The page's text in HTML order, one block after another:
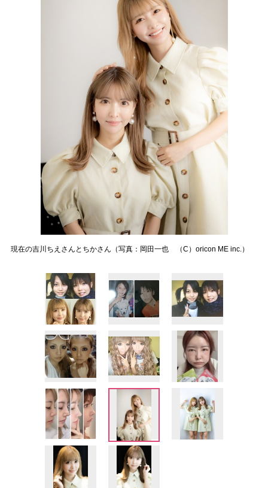
現在の吉川ちえさんとちかさん（写真：岡田一也 （C）oricon ME inc.）